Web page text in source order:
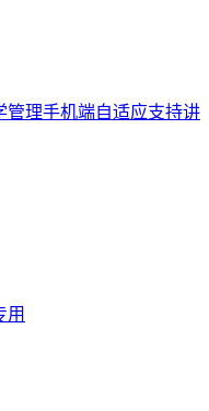
管理手机端自适应支持讲
用